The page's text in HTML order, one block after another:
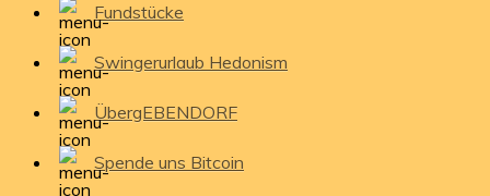
Fundstücke
Swingerurlaub Hedonism
ÜbergEBENDORF
Spende uns Bitcoin